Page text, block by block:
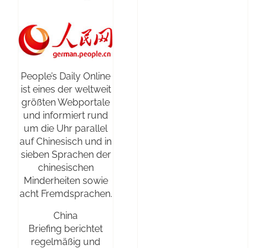
People’s Daily Online
ist eines der weltweit
größten Webportale
und informiert rund
um die Uhr parallel
auf Chinesisch und in
sieben Sprachen der
chinesischen
Minderheiten sowie
acht Fremdsprachen.
China
Briefing berichtet
regelmäßig und